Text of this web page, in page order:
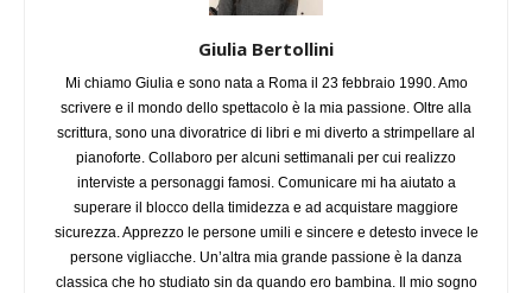
Giulia Bertollini
Mi chiamo Giulia e sono nata a Roma il 23 febbraio 1990. Amo
scrivere e il mondo dello spettacolo è la mia passione. Oltre alla
scrittura, sono una divoratrice di libri e mi diverto a strimpellare al
pianoforte. Collaboro per alcuni settimanali per cui realizzo
interviste a personaggi famosi. Comunicare mi ha aiutato a
superare il blocco della timidezza e ad acquistare maggiore
sicurezza. Apprezzo le persone umili e sincere e detesto invece le
persone vigliacche. Un’altra mia grande passione è la danza
classica che ho studiato sin da quando ero bambina. Il mio sogno